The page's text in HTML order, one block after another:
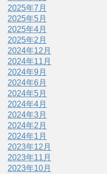
2025年7月
2025年5月
2025年4月
2025年2月
2024年12月
2024年11月
2024年9月
2024年6月
2024年5月
2024年4月
2024年3月
2024年2月
2024年1月
2023年12月
2023年11月
2023年10月